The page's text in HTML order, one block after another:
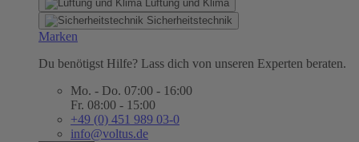
Lüftung und Klima
Sicherheitstechnik
Marken
Du benötigst Hilfe? Lass dich von unseren Experten beraten.
Mo. - Do. 07:00 - 16:00
Fr. 08:00 - 15:00
+49 (0) 451 989 03-0
info@voltus.de